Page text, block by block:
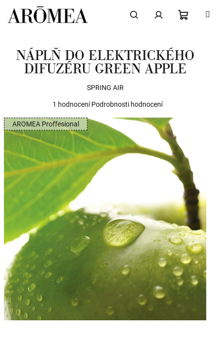
obsah
KOŠÍK
NÁPLŇ DO ELEKTRICKÉHO
DIFUZÉRU GREEN APPLE
SPRING AIR
Průměrné
produktu
5,0
5
hvězdiček.
1 hodnocení Podrobnosti hodnocení
AROMEA Proffesional